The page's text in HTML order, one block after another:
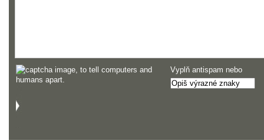
Vyplň antispam nebo